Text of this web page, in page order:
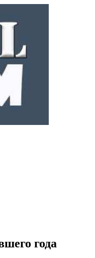
года